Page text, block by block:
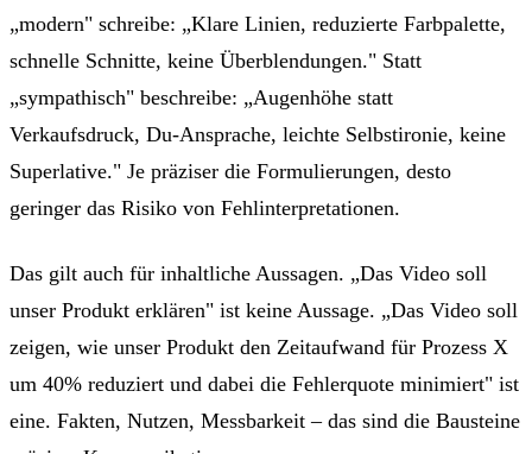
„modern" schreibe: „Klare Linien, reduzierte Farbpalette,
schnelle Schnitte, keine Überblendungen." Statt
„sympathisch" beschreibe: „Augenhöhe statt
Verkaufsdruck, Du-Ansprache, leichte Selbstironie, keine
Superlative." Je präziser die Formulierungen, desto
geringer das Risiko von Fehlinterpretationen.
Das gilt auch für inhaltliche Aussagen. „Das Video soll
unser Produkt erklären" ist keine Aussage. „Das Video soll
zeigen, wie unser Produkt den Zeitaufwand für Prozess X
um 40% reduziert und dabei die Fehlerquote minimiert" ist
eine. Fakten, Nutzen, Messbarkeit – das sind die Bausteine